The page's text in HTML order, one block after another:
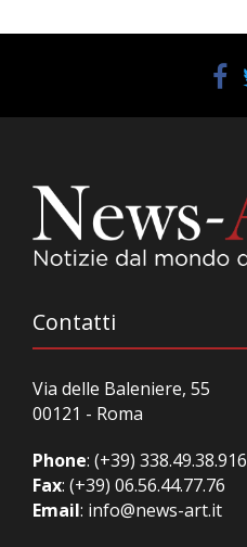
Contatti
Via delle Baleniere, 55
00121 - Roma
Phone: (+39) 338.49.38.916
Fax: (+39) 06.56.44.77.76
Email: info@news-art.it